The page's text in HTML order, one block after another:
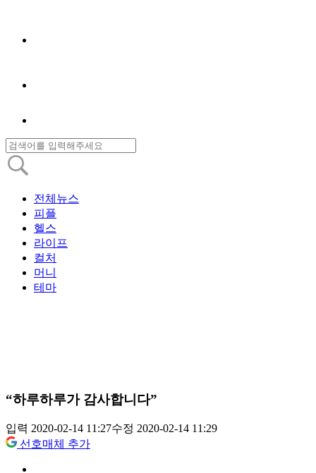
전체뉴스
피플
헬스
라이프
컬처
머니
테마
“하루하루가 감사합니다”
입력 2020-02-14 11:27수정 2020-02-14 11:29
선호매체 추가